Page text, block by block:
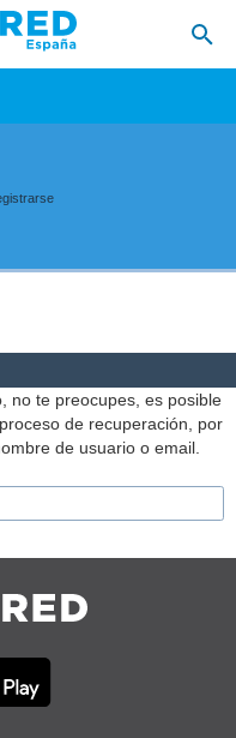
no te preocupes, es posible
de recuperación, por
de usuario o email.